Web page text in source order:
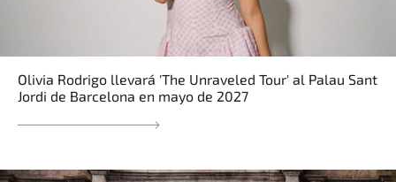
Olivia Rodrigo llevará 'The Unraveled Tour' al Palau Sant
Jordi de Barcelona en mayo de 2027